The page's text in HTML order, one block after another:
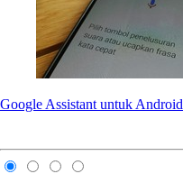
Google Assistant untuk